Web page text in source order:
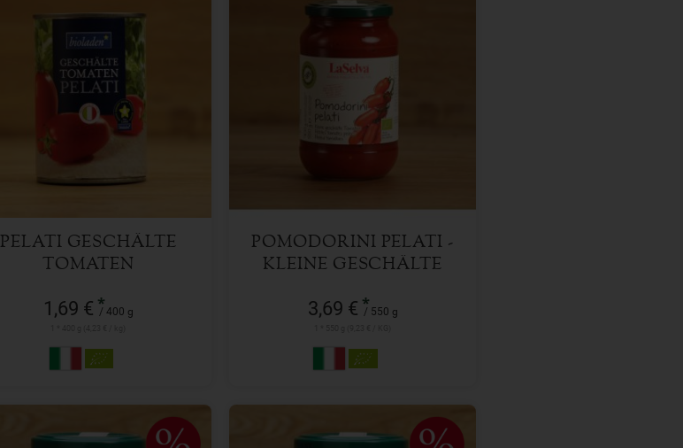
PELATI GESCHÄLTE
TOMATEN
1,69 € *
/ 400 g
400 g
1,69
POMODORINI PELATI -
KLEINE GESCHÄLTE
3,69 € *
/ 550 g
550 g